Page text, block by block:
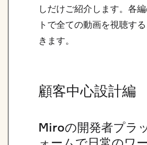
しだけご紹介します。各
トで全ての動画を視聴す
きます。
顧客中心設計編
Miroの開発者プラ